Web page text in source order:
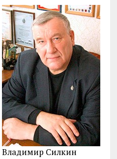
Владимир Силкин